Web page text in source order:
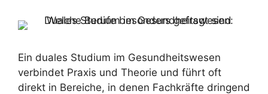
Ein duales Studium im Gesundheitswesen
verbindet Praxis und Theorie und führt oft
direkt in Bereiche, in denen Fachkräfte dringend